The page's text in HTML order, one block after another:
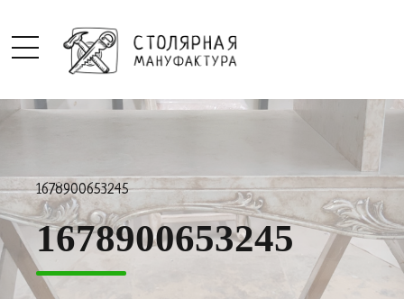
1678900653245
1678900653245